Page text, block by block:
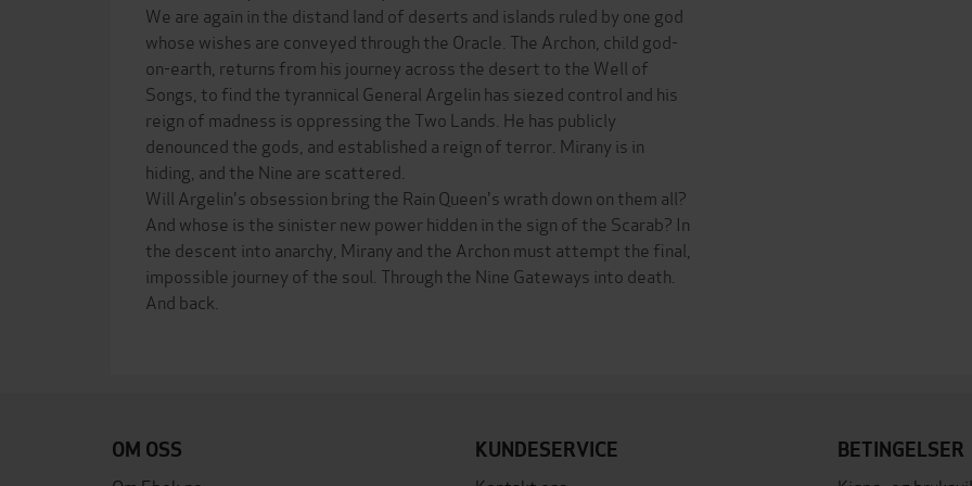
We are again in the distand land of deserts and islands ruled by one god
whose wishes are conveyed through the Oracle. The Archon, child god-
on-earth, returns from his journey across the desert to the Well of
Songs, to find the tyrannical General Argelin has siezed control and his
reign of madness is oppressing the Two Lands. He has publicly
denounced the gods, and established a reign of terror. Mirany is in
hiding, and the Nine are scattered.
Will Argelin's obsession bring the Rain Queen's wrath down on them all?
And whose is the sinister new power hidden in the sign of the Scarab? In
the descent into anarchy, Mirany and the Archon must attempt the final,
impossible journey of the soul. Through the Nine Gateways into death.
And back.
OM OSS
KUNDESERVICE
BETINGELSER